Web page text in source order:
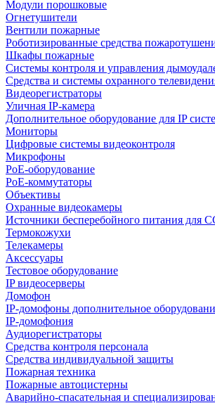
Модули порошковые
Огнетушители
Вентили пожарные
Роботизированные средства
Шкафы пожарные
Системы контроля и управления
Средства и системы охранного
Видеорегистраторы
Уличная IP-камера
Дополнительное оборудование для IP
Мониторы
Цифровые системы видеоконтроля
Микрофоны
PoE-оборудование
PoE-коммутаторы
Объективы
Охранные видеокамеры
Источники бесперебойного питания для
Термокожухи
Телекамеры
Аксессуары
Тестовое оборудование
IP видеосерверы
Домофон
IP-домофоны дополнительное
IP-домофония
Аудиорегистраторы
Средства контроля персонала
Средства индивидуальной защиты
Пожарная техника
Пожарные автоцистерны
Аварийно-спасательная и